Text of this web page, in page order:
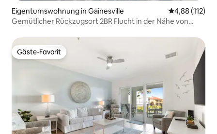
Eigentumswohnung in Gainesville
4,88 (112)
Gemütlicher Rückzugsort 2BR Flucht in der Nähe von
Gäste-Favorit
Gäste-Favorit